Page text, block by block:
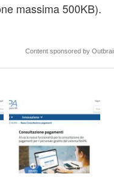
massima 500KB).
Content sponsored by